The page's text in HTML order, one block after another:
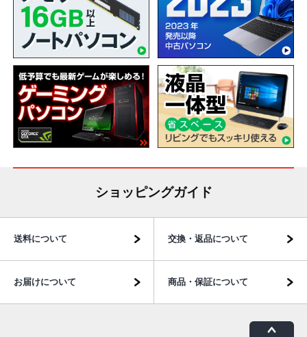
ショッピングガイド
送料について 交換・返品について
お届けについて 商品・保証について